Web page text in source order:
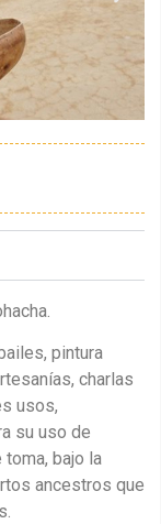
pintura
charlas
usos,
su uso de
bajo la
ancestros que